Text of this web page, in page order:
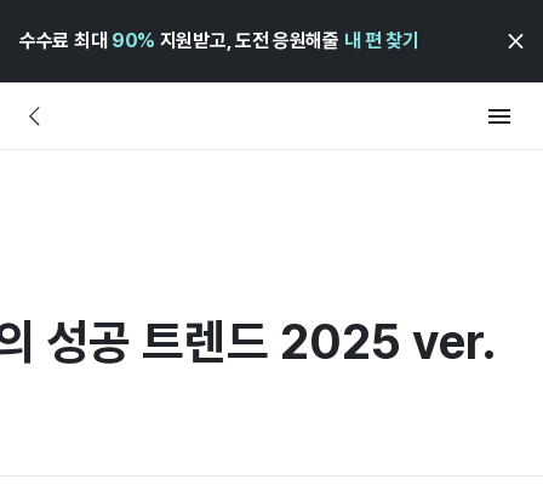
수수료 최대 90% 지원받고, 도전 응원해줄 내 편 찾기
성공 트렌드 2025 ver.